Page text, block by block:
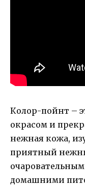
Колор-пойнт –
окрасом и
нежная кожа,
приятный
домашними